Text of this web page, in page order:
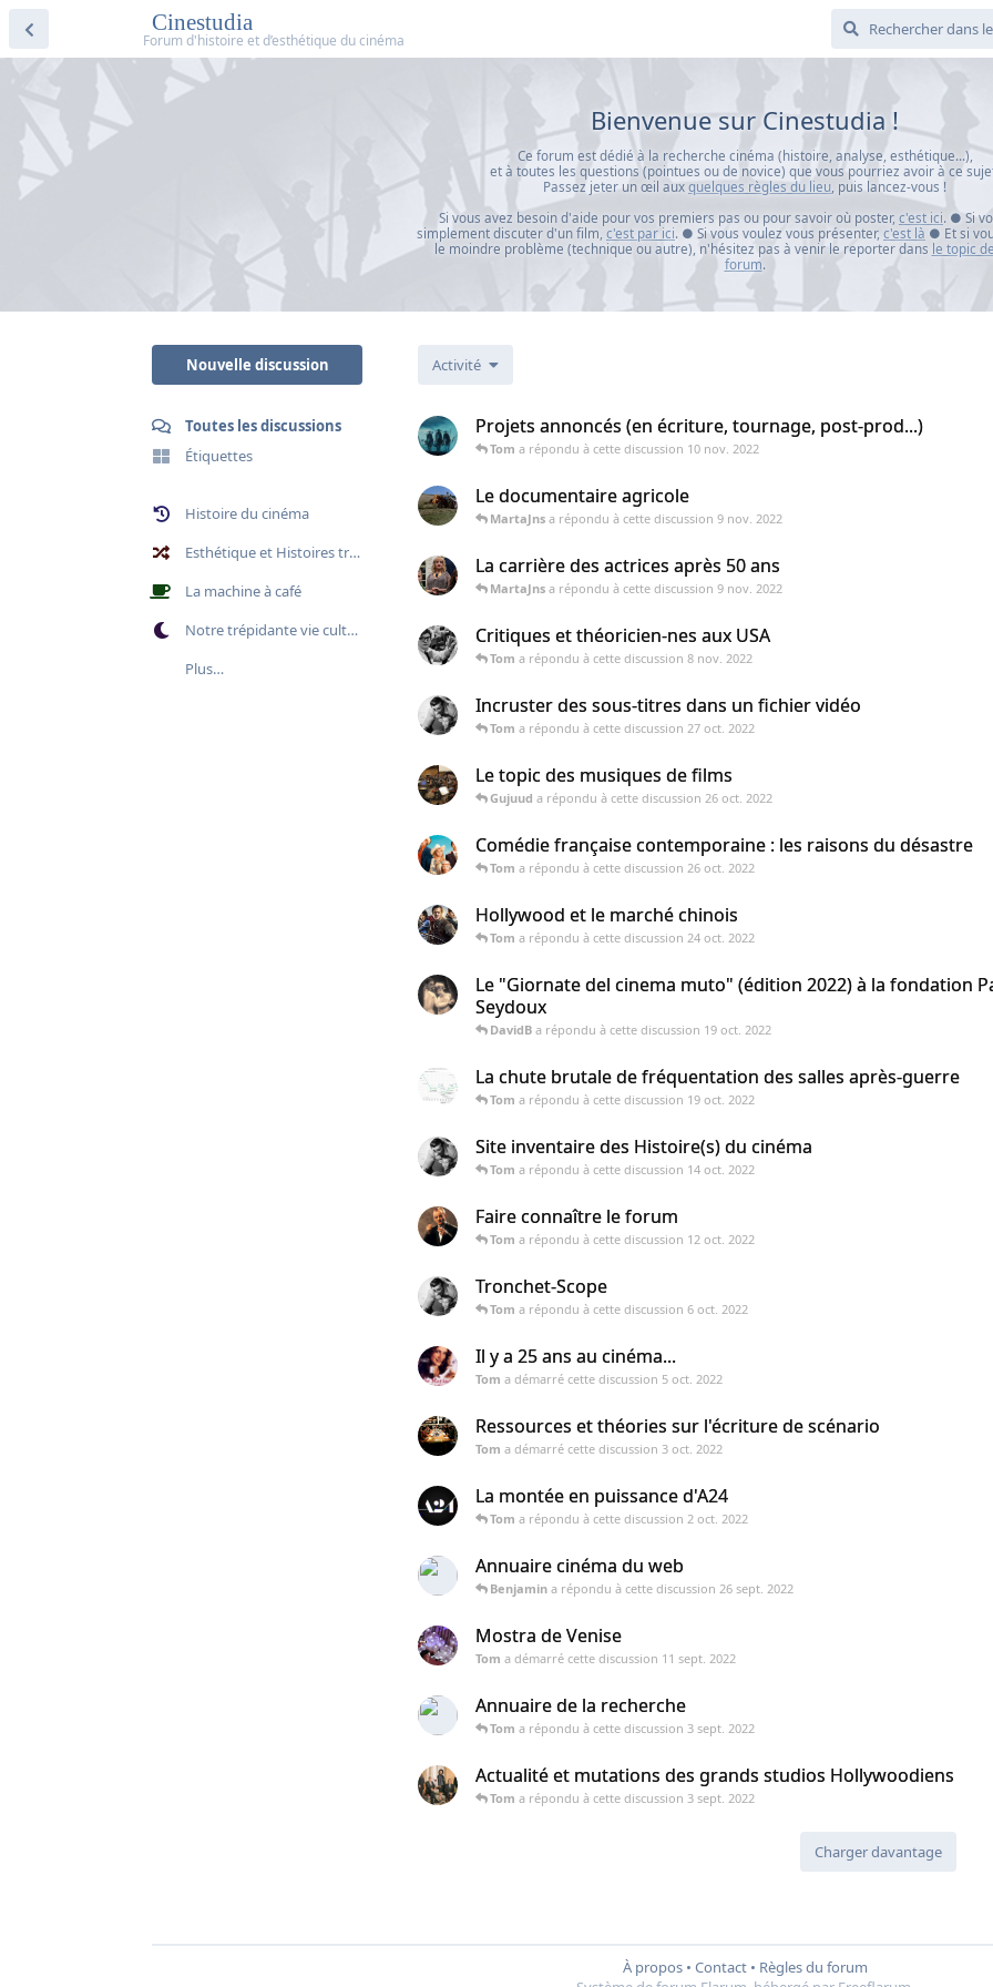
Cinestudia
Bienvenue sur Cinestudia !
Ce forum est dédié à la recherche cinéma (histoire, analyse, esthétique...),
et à toutes les questions (pointues ou de novice) que vous pourriez avoir à ce
Passez jeter un œil auxquelques règles du lieu , puis lancez-vous !
Si vous avez besoin d'aide pour vos premiers pas ou pour savoir où poster, c'est ici. ● Si
simplement discuter d'un film, c'est par ici. ● Si vous voulez vous présenter, c'est là ● Et si
le moindre problème (technique ou autre), n'hésitez pas à venir le reporter dans le topic
forum.
Nouvelle discussion
Toutes les discussions
Étiquettes
Histoire du cinéma
Esthétique et Histoires transversales
La machine à café
Notre trépidante vie culturelle
Plus…
Activité
Projets annoncés (en écriture, tournage, post-prod...)
Tom a répondu à cette discussion 10 nov. 2022
Le documentaire agricole
MartaJns a répondu à cette discussion 9 nov. 2022
La carrière des actrices après 50 ans
MartaJns a répondu à cette discussion 9 nov. 2022
Critiques et théoricien-nes aux USA
Tom a répondu à cette discussion 8 nov. 2022
Incruster des sous-titres dans un fichier vidéo
Tom a répondu à cette discussion 27 oct. 2022
Le topic des musiques de films
Gujuud a répondu à cette discussion 26 oct. 2022
Comédie française contemporaine : les raisons du désastre
Tom a répondu à cette discussion 26 oct. 2022
Hollywood et le marché chinois
Tom a répondu à cette discussion 24 oct. 2022
Le "Giornate del cinema muto" (édition 2022) à la fondation
Seydoux
DavidB a répondu à cette discussion 19 oct. 2022
La chute brutale de fréquentation des salles après-guerre
Tom a répondu à cette discussion 19 oct. 2022
Site inventaire des Histoire(s) du cinéma
Tom a répondu à cette discussion 14 oct. 2022
Faire connaître le forum
Tom a répondu à cette discussion 12 oct. 2022
Tronchet-Scope
Tom a répondu à cette discussion 6 oct. 2022
Il y a 25 ans au cinéma...
Tom a démarré cette discussion 5 oct. 2022
Ressources et théories sur l'écriture de scénario
Tom a démarré cette discussion 3 oct. 2022
La montée en puissance d'A24
Tom a répondu à cette discussion 2 oct. 2022
Annuaire cinéma du web
Benjamin a répondu à cette discussion 26 sept. 2022
Mostra de Venise
Tom a démarré cette discussion 11 sept. 2022
Annuaire de la recherche
Tom a répondu à cette discussion 3 sept. 2022
Actualité et mutations des grands studios Hollywoodiens
Tom a répondu à cette discussion 3 sept. 2022
Charger davantage
À propos• Contact• Règles du forum